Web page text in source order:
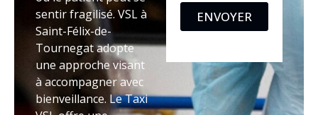
sentir fragilisé. VSL à
Saint-Félix-de-
Tournegat adopte
une approche visant
à accompagner avec
bienveillance. Le Taxi
ENVOYER